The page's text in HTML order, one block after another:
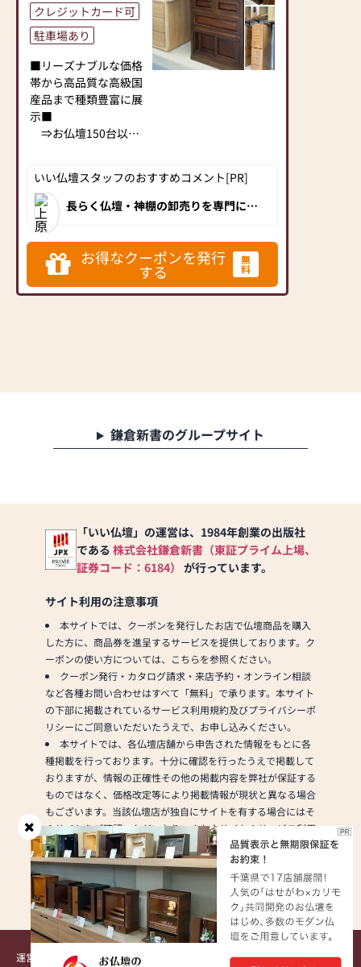
クレジットカード可
駐車場あり
■リーズナブルな価格
帯から高品質な高級国
産品まで種類豊富に展
示■
⇒お仏壇150台以
す。
塩清商店なら、リビン
グやダイニング、洋
室・和室、あらゆるお
部屋にピッタリのお仏
壇が見つかります！
丁寧なご提案と接客を
広々とした店内！
モダン仏壇、伝統型仏
壇、関東型仏壇、仏
広く豊富な商品を展示
しています。
【新館ギャラリー】お
勧めの厳選商品がズラ
リ！
人気のモダン仏壇、モ
ダン仏具を展示してい
ます。
▼仏壇・仏具
仏間などの鴨居、柱と
柱の間に隙間なくピッ
タリ収まり転倒防止効
果もある「はめ込み仏
壇（関東仏壇）」を常
時50本以上展示。
人気のモダン仏壇か
ら、黒檀・紫檀、銘木
の屋久杉、欅を使用し
た伝統的な唐木仏壇を
常時約150本以上の仏
いい仏壇スタッフのおすすめコメント[PR]
長らく仏壇・神棚の卸売りを専門に行
地域の皆様に少しでも貢献したいとの
想いから地元の香取郡多古町にショー
ルームをオープン。卸売りだから出来
る品揃えは品質・価格ともに他に類を
見ません。ココに行けば見つかる！ま
さにそんな仏壇店です。
お得なクーポンを発行
する
無
料
鎌倉新書のグループサイト
「いい仏壇」の運営は、1984年創業の出版社
である 株式会社鎌倉新書（東証プライム上場、
証券コード：6184） が行っています。
サイト利用の注意事項
本サイトでは、クーポンを発行したお店で仏壇商品を購入
した方に、商品券を進呈するサービスを提供しております。ク
ーポンの使い方については、こちらを参照ください。
クーポン発行・カタログ請求・来店予約・オンライン相談
など各種お問い合わせはすべて「無料」で承ります。本サイト
の下部に掲載されているサービス利用規約及びプライバシーポ
リシーにご同意いただいたうえで、お申し込みください。
本サイトでは、各仏壇店舗から申告された情報をもとに各
種掲載を行っております。十分に確認を行ったうえで掲載して
おりますが、情報の正確性その他の掲載内容を弊社が保証する
ものではなく、価格改定等により掲載情報が現状と異なる場合
もございます。当該仏壇店が独自にサイトを有する場合にはそ
のサイトをご確認いただいたり、また本サイトのサービス利用
規約をご確認いただいた上でのご利用をお願いいたします。
各種PRページや仏壇店舗ページで掲載している内容やその
現状、独自キャンペーン等についてはお答えできない場合がご
ざいます。予めご了承ください。
運営会社 サービス利用規約プライバシーポリシー 著作権・リンク・免責事項